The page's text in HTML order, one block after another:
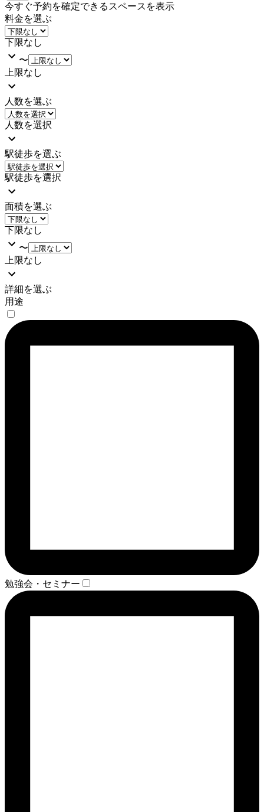
今すぐ予約を確定できるスペースを表示
料金を選ぶ
下限なし
〜
上限なし
人数を選ぶ
人数を選択
駅徒歩を選ぶ
駅徒歩を選択
面積を選ぶ
下限なし
〜
上限なし
詳細を選ぶ
用途
勉強会・セミナー